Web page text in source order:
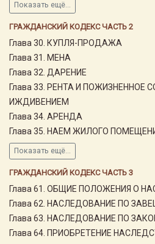
Показать ещё...
ГРАЖДАНСКИЙ КОДЕКС ЧАСТЬ 2
Глава 30. КУПЛЯ-ПРОДАЖА
Глава 31. МЕНА
Глава 32. ДАРЕНИЕ
Глава 33. РЕНТА И ПОЖИЗНЕННОЕ
ИЖДИВЕНИЕМ
Глава 34. АРЕНДА
Глава 35. НАЕМ ЖИЛОГО
Показать ещё...
ГРАЖДАНСКИЙ КОДЕКС ЧАСТЬ 3
Глава 61. ОБЩИЕ ПОЛОЖЕНИЯ О
Глава 62. НАСЛЕДОВАНИЕ ПО
Глава 63. НАСЛЕДОВАНИЕ ПО
Глава 64. ПРИОБРЕТЕНИЕ